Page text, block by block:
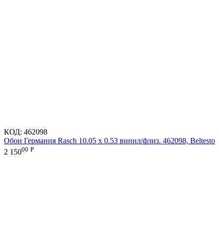
КОД: 462098
Обои Германия Rasch 10.05 х 0.53 винил/флиз. 462098, Beltesto
2 15000 Р